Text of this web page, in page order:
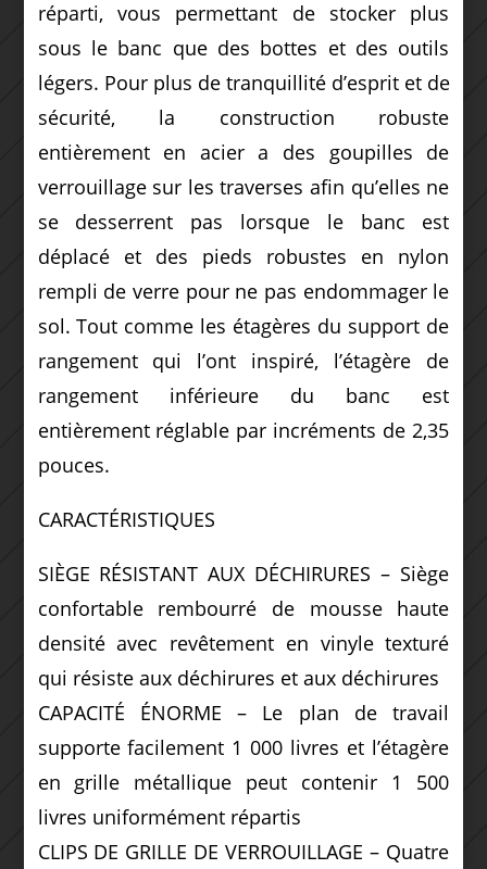
réparti, vous permettant de stocker plus
sous le banc que des bottes et des outils
légers. Pour plus de tranquillité d’esprit et de
sécurité, la construction robuste
entièrement en acier a des goupilles de
verrouillage sur les traverses afin qu’elles ne
se desserrent pas lorsque le banc est
déplacé et des pieds robustes en nylon
rempli de verre pour ne pas endommager le
sol. Tout comme les étagères du support de
rangement qui l’ont inspiré, l’étagère de
rangement inférieure du banc est
entièrement réglable par incréments de 2,35
pouces.
CARACTÉRISTIQUES
SIÈGE RÉSISTANT AUX DÉCHIRURES – Siège
confortable rembourré de mousse haute
densité avec revêtement en vinyle texturé
qui résiste aux déchirures et aux déchirures
CAPACITÉ ÉNORME – Le plan de travail
supporte facilement 1 000 livres et l’étagère
en grille métallique peut contenir 1 500
livres uniformément répartis
CLIPS DE GRILLE DE VERROUILLAGE – Quatre